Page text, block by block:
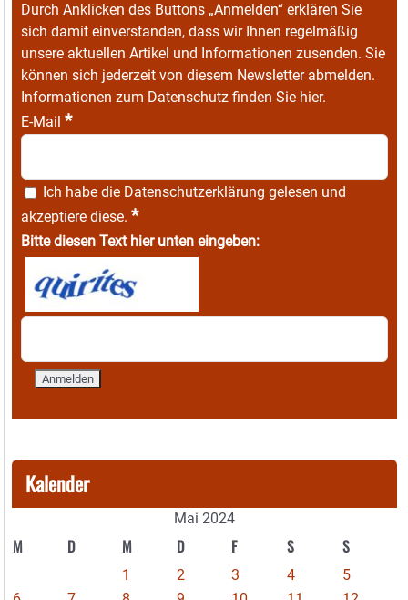
Durch Anklicken des Buttons „Anmelden“ erklären Sie
sich damit einverstanden, dass wir Ihnen regelmäßig
unsere aktuellen Artikel und Informationen zusenden. Sie
können sich jederzeit von diesem Newsletter abmelden.
Informationen zum Datenschutz finden Sie hier.
E-Mail *
Ich habe die Datenschutzerklärung gelesen und
akzeptiere diese. *
Bitte diesen Text hier unten eingeben:
Kalender
Mai 2024
M D M D F S S
1 2 3 4
5